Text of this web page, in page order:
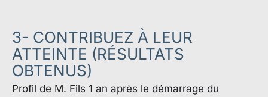
3- CONTRIBUEZ À LEUR
ATTEINTE (RÉSULTATS
OBTENUS)
Profil de M. Fils 1 an après le démarrage du